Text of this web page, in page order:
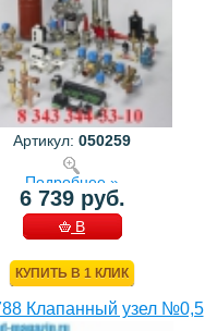
Артикул: 050259
Подробнее »
6 739 руб.
В
КУПИТЬ В 1 КЛИК
Клапанный узел №0,5